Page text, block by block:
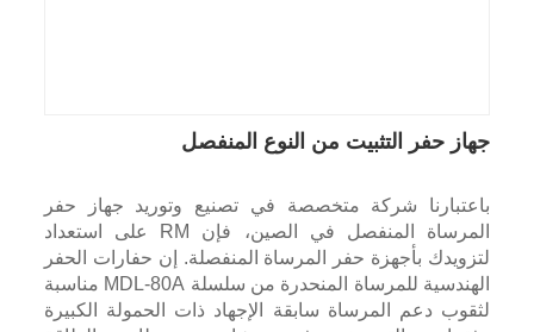
جهاز حفر التثبيت من النوع المنفصل
باعتبارنا شركة متخصصة في تصنيع وتوريد جهاز حفر
المرساة المنفصل في الصين، فإن RM على استعداد
لتزويدك بأجهزة حفر المرساة المنفصلة. إن حفارات الحفر
الهندسية للمرساة المنحدرة من سلسلة MDL-80A مناسبة
لثقوب دعم المرساة سابقة الإجهاد ذات الحمولة الكبيرة